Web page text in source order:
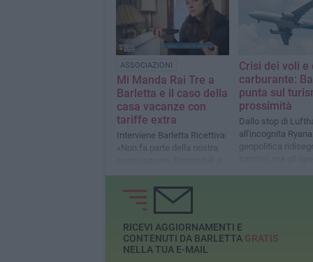
turistico del territorio
ASSOCIAZIONI
Mi Manda Rai Tre a
Barletta e il caso della
casa vacanze con
tariffe extra
Interviene Barletta Ricettiva:
«Non fa parte della nostra
offrire un soggiorno in città
alla turista coinvolta»
Crisi dei voli e
carburante:
punta sul
prossimità
Dallo stop di
all'incognita
geopolitica
turistici, ma gli
RICEVI AGGIORNAMENTI E
CONTENUTI DA BARLETTA GRATIS
NELLA TUA E-MAIL